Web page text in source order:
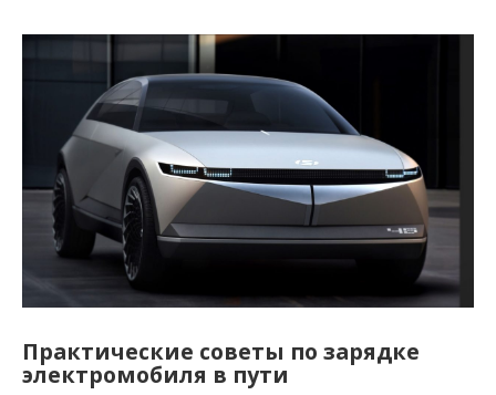
Практические советы по зарядке
электромобиля в пути